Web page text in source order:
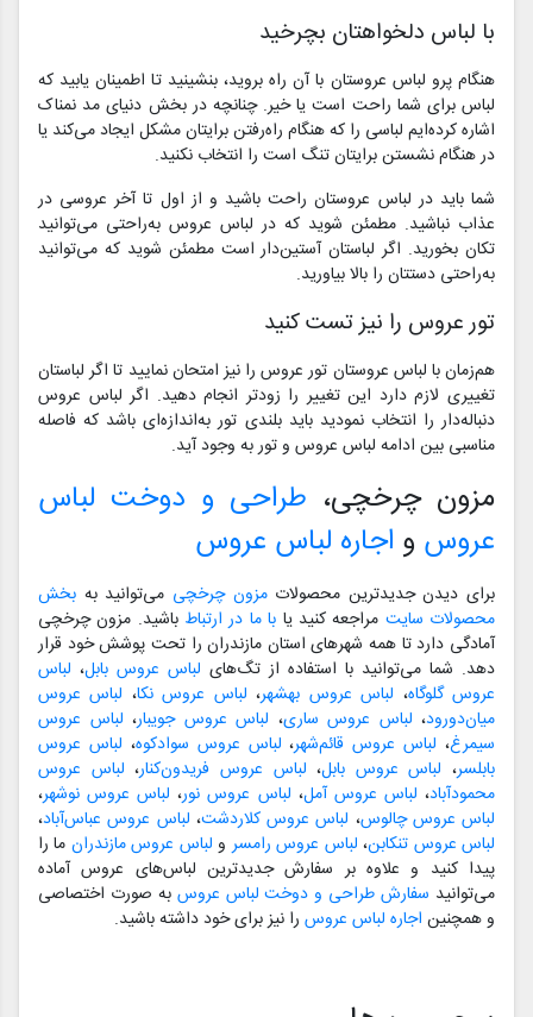
با لباس دلخواهتان بچرخید
هنگام پرو لباس عروستان با آن راه بروید، بنشینید تا اطمینان یابید که
لباس برای شما راحت است یا خیر. چنانچه در بخش دنیای مد نمناک
اشاره کرده‌ایم لباسی را که هنگام راه‌رفتن برایتان مشکل ایجاد می‌کند یا
در هنگام نشستن برایتان تنگ است را انتخاب نکنید.
شما باید در لباس عروستان راحت باشید و از اول تا آخر عروسی در
عذاب نباشید. مطمئن شوید که در لباس عروس به‌راحتی می‌توانید
تکان بخورید. اگر لباستان آستین‌دار است مطمئن شوید که می‌توانید
به‌راحتی دستتان را بالا بیاورید.
تور عروس را نیز تست کنید
هم‌زمان با لباس عروستان تور عروس را نیز امتحان نمایید تا اگر لباستان
تغییری لازم دارد این تغییر را زودتر انجام دهید. اگر لباس عروس
دنباله‌دار را انتخاب نمودید باید بلندی تور به‌اندازه‌ای باشد که فاصله
مناسبی بین ادامه لباس عروس و تور به وجود آید.
مزون چرخچی، طراحی و دوخت لباس
عروس و اجاره لباس عروس
برای دیدن جدیدترین محصولاتمزون چرخچی می‌توانید به بخش
محصولات سایت مراجعه کنید یا با ما در ارتباط باشید. مزون چرخچی
آمادگی دارد تا همه شهرهای استان مازندران را تحت پوشش خود قرار
دهد. شما می‌توانید با استفاده از تگ‌های لباس عروس بابل، لباس
عروس گلوگاه، لباس عروس بهشهر، لباس عروس نکا، لباس عروس
میان‌دورود، لباس عروس ساری، لباس عروس جویبار، لباس عروس
سیمرغ، لباس عروس قائم‌شهر، لباس عروس سوادکوه، لباس عروس
بابلسر، لباس عروس بابل، لباس عروس فریدون‌کنار، لباس عروس
محمودآباد، لباس عروس آمل، لباس عروس نور، لباس عروس نوشهر،
لباس عروس چالوس، لباس عروس کلاردشت، لباس عروس عباس‌آباد،
لباس عروس تنکابن، لباس عروس رامسر و لباس عروس مازندران ما را
پیدا کنید و علاوه بر سفارش جدیدترین لباس‌های عروس آماده
می‌توانید سفارش طراحی و دوخت لباس عروس به صورت اختصاصی
و همچنین اجاره لباس عروس را نیز برای خود داشته باشید.